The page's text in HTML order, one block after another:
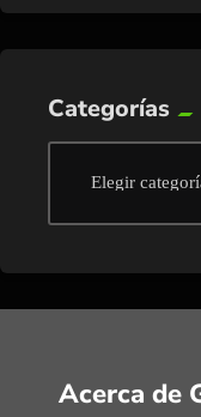
Categorías
Acerca de